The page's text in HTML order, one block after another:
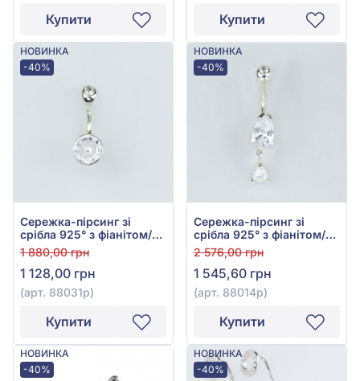
Купити Купити
НОВИНКА
-40%
Сережка-пірсинг зі
срібла 925° з фіанітом/
куб.цирконієм, арт.
88031р
1 880,00 грн
1 128,00 грн
(арт. 88031р)
Купити
НОВИНКА
-40%
Сережка-пірсинг зі
срібла 925° з фіанітом/
куб.цирконієм, арт.
88014р
2 576,00 грн
1 545,60 грн
(арт. 88014р)
Купити
НОВИНКА
-40%
НОВИНКА
-40%